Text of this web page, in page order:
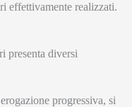
effettivamente realizzati.
presenta diversi
progressiva, si